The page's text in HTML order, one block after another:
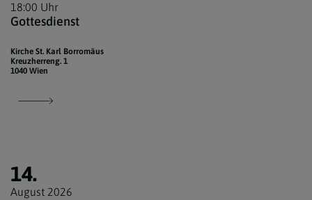
18:00 Uhr
Gottesdienst
Kirche St. Karl Borromäus
Kreuzherreng. 1
1040 Wien
14.
August 2026